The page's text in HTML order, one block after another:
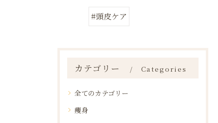
#頭皮ケア
カテゴリー Categories
全てのカテゴリー
痩身